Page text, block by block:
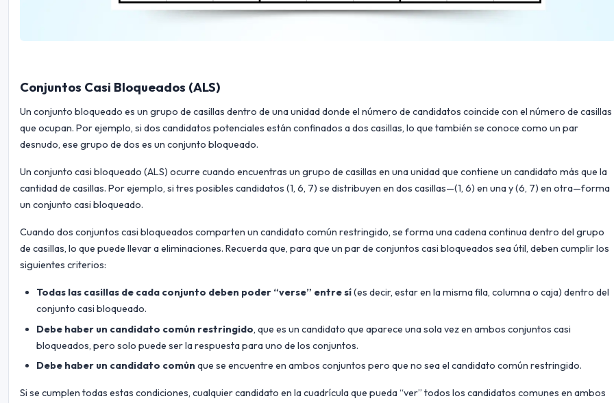
Conjuntos Casi Bloqueados (ALS)
Un conjunto bloqueado es un grupo de casillas dentro de una unidad donde el número de candidatos coincide con el número de casillas
que ocupan. Por ejemplo, si dos candidatos potenciales están confinados a dos casillas, lo que también se conoce como un par
desnudo, ese grupo de dos es un conjunto bloqueado.
Un conjunto casi bloqueado (ALS) ocurre cuando encuentras un grupo de casillas en una unidad que contiene un candidato más que la
cantidad de casillas. Por ejemplo, si tres posibles candidatos (1, 6, 7) se distribuyen en dos casillas—(1, 6) en una y (6, 7) en otra—forma
un conjunto casi bloqueado.
Cuando dos conjuntos casi bloqueados comparten un candidato común restringido, se forma una cadena continua dentro del grupo
de casillas, lo que puede llevar a eliminaciones. Recuerda que, para que un par de conjuntos casi bloqueados sea útil, deben cumplir los
siguientes criterios:
Todas las casillas de cada conjunto deben poder “verse” entre sí(es decir, estar en la misma fila, columna o caja) dentro del
conjunto casi bloqueado.
Debe haber un candidato común restringido, que es un candidato que aparece una sola vez en ambos conjuntos casi
bloqueados, pero solo puede ser la respuesta para uno de los conjuntos.
Debe haber un candidato común que se encuentre en ambos conjuntos pero que no sea el candidato común restringido.
Si se cumplen todas estas condiciones, cualquier candidato en la cuadrícula que pueda “ver” todos los candidatos comunes en ambos